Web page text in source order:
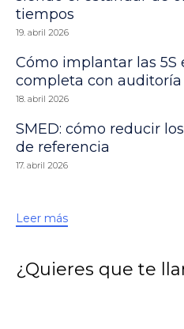
tiempos
19. abril 2026
Cómo implantar las 5S
completa con auditoría
18. abril 2026
SMED: cómo reducir
de referencia
17. abril 2026
Leer más
¿Quieres que te